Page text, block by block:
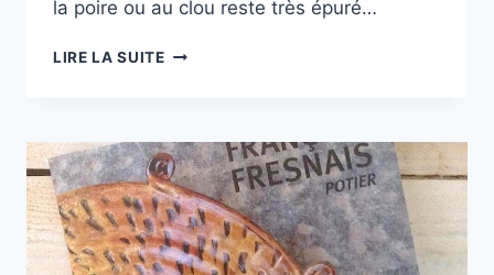
la poire ou au clou reste très épuré…
LIRE LA SUITEDES